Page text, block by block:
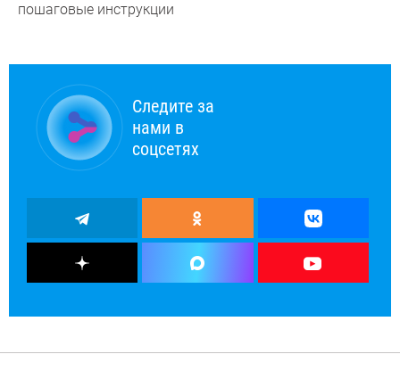
пошаговые инструкции
Следите за
нами в
соцсетях